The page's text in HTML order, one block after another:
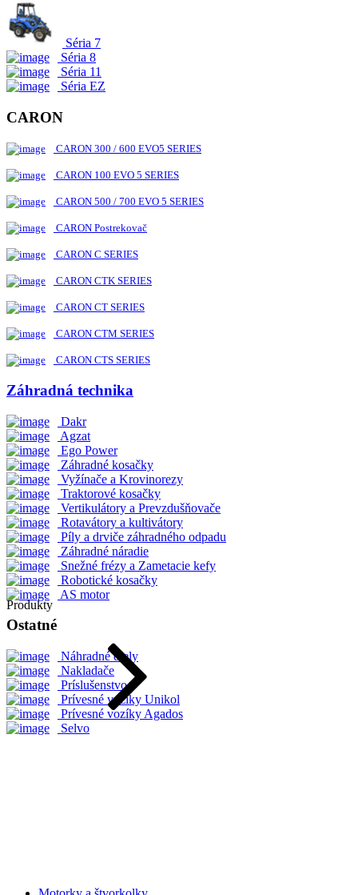
Séria 7
Séria 8
Séria 11
Séria EZ
CARON
CARON 300 / 600 EVO5 SERIES
CARON 100 EVO 5 SERIES
CARON 500 / 700 EVO 5 SERIES
CARON Postrekovač
CARON C SERIES
CARON CTK SERIES
CARON CT SERIES
CARON CTM SERIES
CARON CTS SERIES
Záhradná technika
Dakr
Agzat
Ego Power
Záhradné kosačky
Vyžínače a Krovinorezy
Traktorové kosačky
Vertikulátory a Prevzdušňovače
Rotavátory a kultivátory
Píly a drviče záhradného odpadu
Záhradné náradie
Snežné frézy a Zametacie kefy
Robotické kosačky
AS motor
Ostatné
Náhradné diely
Nakladače
Príslušenstvo
Prívesné vozíky Unikol
Prívesné vozíky Agados
Selvo
Produkty